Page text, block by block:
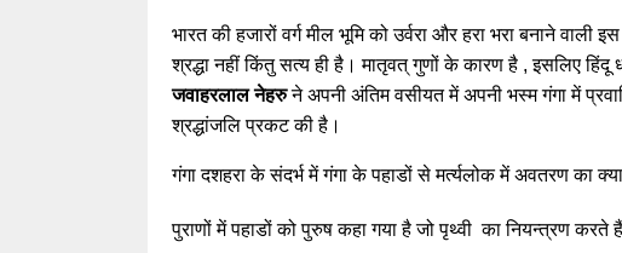
भारत की हजारों वर्ग मील भूमि को उर्वरा और हरा भरा बनाने वाली
श्रद्धा नहीं किंतु सत्य ही है। मातृवत् गुणों के कारण है , इसलिए
जवाहरलाल नेहरुने अपनी अंतिम वसीयत में अपनी भस्म गंगा में
श्रद्धांजलि प्रकट की है।
गंगा दशहरा के संदर्भ में गंगा के पहाडों से मर्त्यलोक में अवतरण का
पुराणों में पहाडों को पुरुष कहा गया है जो पृथ्वी का नियन्त्रण करते